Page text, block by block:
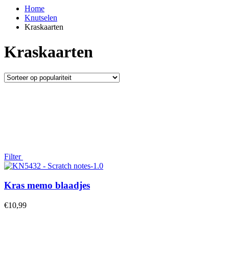
Home
Knutselen
Kraskaarten
Kraskaarten
Filter
Kras memo blaadjes
€10,99